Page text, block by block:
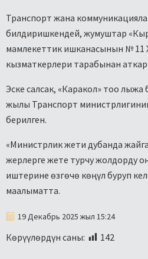
Транспорт жана
билдиришкендей, жумуштар
мамлекеттик ишканасынын № 11
кызматкерлери тарабынан
Эске салсак, «Каракол» тоо
жылы Транспорт
берилген.
«Министрлик жети дубанда
жерлерге жете турчу жолдорду
иштерине өзгөчө көңүл буруп
маалыматта.
19 Декабрь 2025 жыл 15:24
Көрүүлөрдүн саны: 142